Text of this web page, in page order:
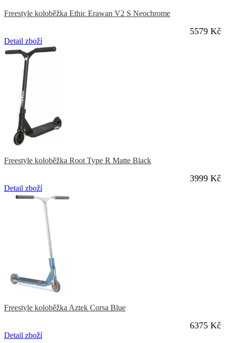
Freestyle koloběžka Ethic Erawan V2 S Neochrome
5579 Kč
Detail zboží
Freestyle koloběžka Root Type R Matte Black
3999 Kč
Detail zboží
Freestyle koloběžka Aztek Corsa Blue
6375 Kč
Detail zboží